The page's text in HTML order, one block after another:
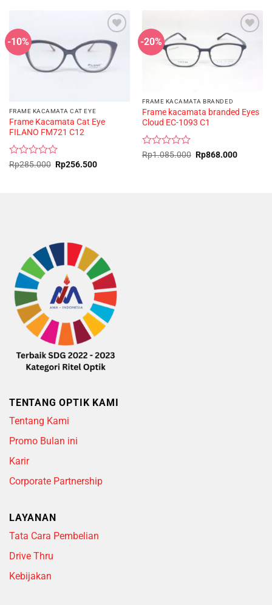
-10%
FRAME KACAMATA CAT EYE
Frame Kacamata Cat Eye
FILANO FM721 C12
Rated
Rp285.000 Original
price
Rp256.500Current
-20%
FRAME KACAMATA BRANDED
Frame kacamata branded Eyes
Cloud EC-1093 C1
Rated
Rp1.085.000 Original
price
Rp868.000Current
TENTANG OPTIK KAMI
Tentang Kami
Promo Bulan ini
Karir
Corporate Partnership
LAYANAN
Tata Cara Pembelian
Drive Thru
Kebijakan